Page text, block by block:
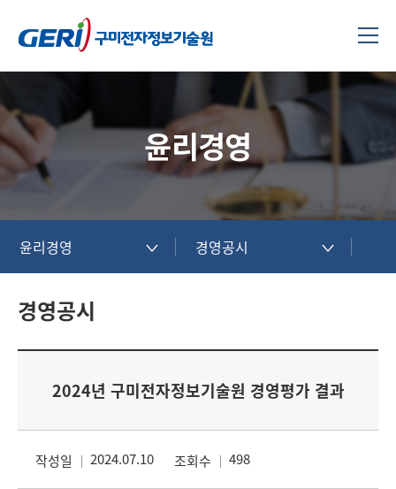
윤리경영
윤리경영 경영공시
경영공시
2024년 구미전자정보기술원 경영평가 결과
작성일 2024.07.10 조회수 498